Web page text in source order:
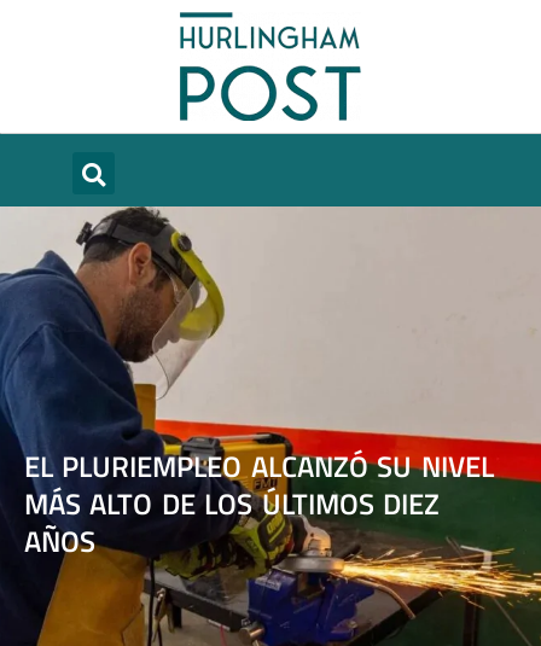
EL PLURIEMPLEO ALCANZÓ SU NIVEL
MÁS ALTO DE LOS ÚLTIMOS DIEZ
AÑOS